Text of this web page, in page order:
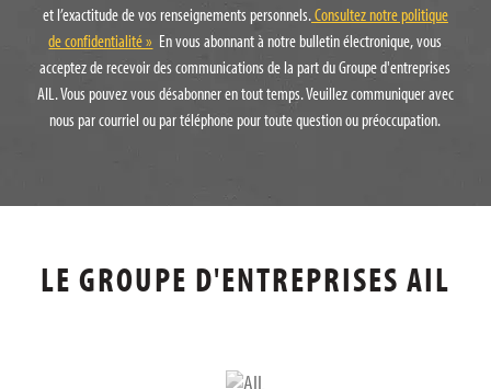
et l’exactitude de vos renseignements personnels.Consultez notre politique
de confidentialité » En vous abonnant à notre bulletin électronique, vous
acceptez de recevoir des communications de la part du Groupe d'entreprises
AIL. Vous pouvez vous désabonner en tout temps. Veuillez communiquer avec
nous par courriel ou par téléphone pour toute question ou préoccupation.
LE GROUPE D'ENTREPRISES AIL